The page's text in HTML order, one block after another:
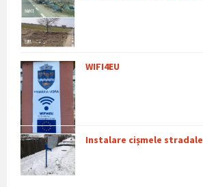
WIFI4EU
Instalare cișmele stradale